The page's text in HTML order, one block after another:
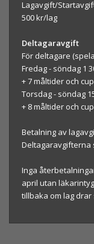
Lagavgift/
500 kr/lag
Deltagaravgift
För deltagare
Fredag - söndag 1
+ 7 måltider och
Torsdag - söndag
+ 8 måltider och
Betalning av
Deltagaravgifterna
Inga
april utan
tillbaka om lag drar